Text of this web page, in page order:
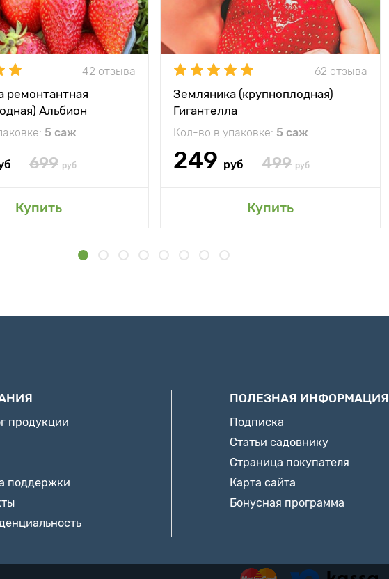
42 отзыва
ремонтантная
Альбион
5 саж
699 руб
Купить
62 отзыва
Земляника (крупноплодная)
Гигантелла
Кол-во в упаковке: 5 саж
249 руб 499 руб
Купить
продукции
поддержки
ПОЛЕЗНАЯ ИНФОРМАЦИЯ
Подписка
Статьи садовнику
Страница покупателя
Карта сайта
Бонусная программа